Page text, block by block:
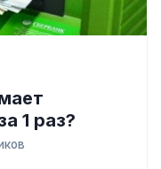
1 раз?